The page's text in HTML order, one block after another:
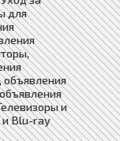
для
и
и Blu-ray